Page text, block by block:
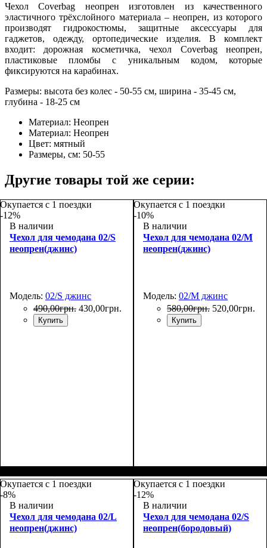
Чехол Coverbag неопрен изготовлен из качественного
эластичного трёхслойного материала – неопрен, из которого
производят гидрокостюмы, защитные аксессуары для
гаджетов, одежду, ортопедические изделия. В комплект
входит: дорожная косметичка, чехол Coverbag неопрен,
пластиковые пломбы с уникальным кодом, которые
фиксируются на карабинах.
Размеры: высота без колес - 50-55 см, ширина - 35-45 см,
глубина - 18-25 см
Материал: Неопрен
Материал: Неопрен
Цвет: мятный
Размеры, см: 50-55
Другие товары той же серии:
Окупается с 1 поездки
-12%
В наличии
Чехол для чемодана 02/S
неопрен(джинс)
Модель: 02/S джинс
490,00грн. 430,00грн.
Купить
Окупается с 1 поездки
-10%
В наличии
Чехол для чемодана 02/M
неопрен(джинс)
Модель: 02/M джинс
580,00грн. 520,00грн.
Купить
Окупается с 1 поездки
-8%
В наличии
Чехол для чемодана 02/L
неопрен(джинс)
Окупается с 1 поездки
-12%
В наличии
Чехол для чемодана 02/S
неопрен(бородовый)